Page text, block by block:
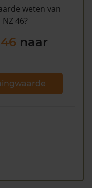
gratis WOZ alarm
laatste WOZ
weten van
46?
46 naar